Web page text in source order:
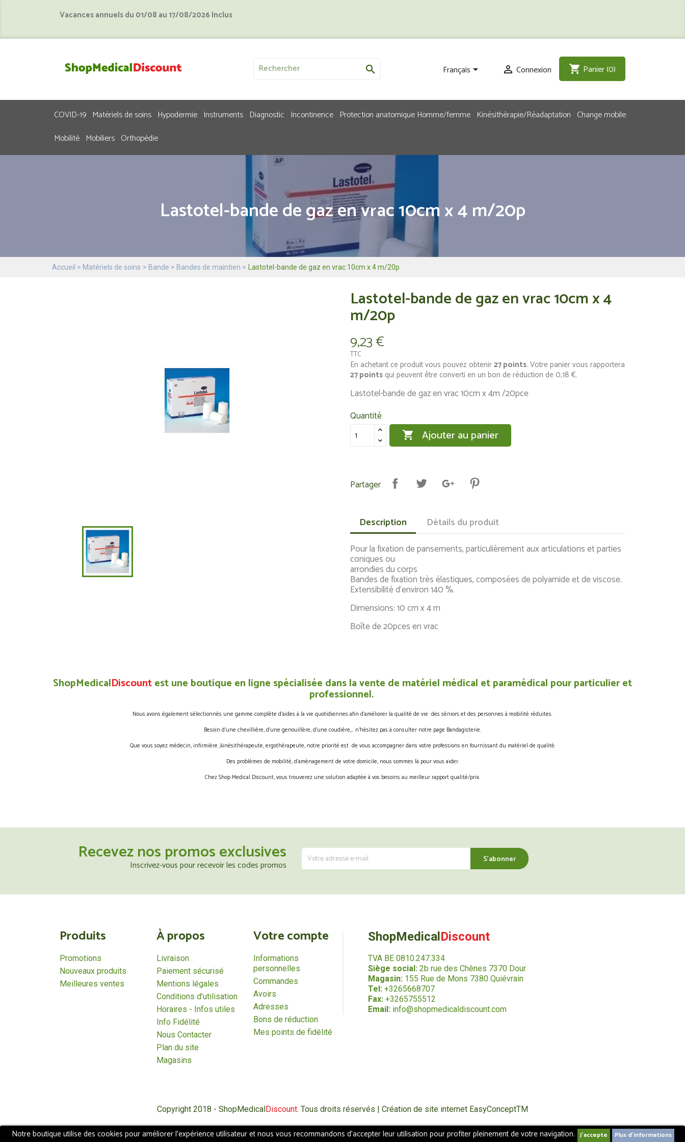
Vacances annuels du 01/08 au 17/08/2026 Inclus
 Français  Connexion shopping_cart Panier(0)
COVID-19 Matériels de soins Hypodermie Instruments Diagnostic Incontinence Protection anatomique Homme/femme Kinésithérapie/Réadaptation Change mobile
Mobilité Mobiliers Orthopédie
Notre boutique utilise des cookies pour améliorer l'expérience utilisateur et nous vous recommandons d'accepter leur utilisation pour profiter pleinement de votre navigation. Plus d'informations
Lastotel-bande de gaz en vrac 10cm x 4 m/20p
Accueil Matériels de soins Bande Bandes de maintien Lastotel-bande de gaz en vrac 10cm x 4 m/20p
Lastotel-bande de gaz en vrac 10cm x 4
m/20p
9,23 €
TTC
En achetant ce produit vous pouvez obtenir27points. Votre panier vous rapportera
27points qui peuvent être converti en un bon de réduction de 0,18 €.
Lastotel-bande de gaz en vrac 10cm x 4m /20pce
Quantité
 Ajouter au panier
Partager
Description Détails du produit
Pour la fixation de pansements, particulièrement aux articulations et parties
coniques ou
arrondies du corps
Bandes de fixation très élastiques, composées de polyamide et de viscose.
Extensibilité d‘environ 140 %.
Dimensions: 10 cm x 4 m
Boîte de 20pces en vrac
ShopMedicalDiscountest une boutique en ligne spécialisée dans la vente de matériel médical et paramédical pour particulier et
professionnel.
Nous avons également sélectionnés une gamme complète d’aides à la vie quotidiennes afin d’améliorer la qualité de vie des séniors et des personnes à mobilité réduites.
Besoin d’une chevillière, d’une genouillère, d’une coudière,… n’hésitez pas à consulter notre page Bandagisterie.
Que vous soyez médecin, infirmière ,kinésithérapeute, ergothérapeute, notre priorité est de vous accompagner dans votre professions en fournissant du matériel de qualité.
Des problèmes de mobilité, d’aménagement de votre domicile, nous sommes là pour vous aider.
Chez Shop Medical Discount, vous trouverez une solution adaptée à vos besoins au meilleur rapport qualité/prix.
Recevez nos promos exclusives
Inscrivez-vous pour recevoir les codes promos
Produits
Promotions
Nouveaux produits
Meilleures ventes
À propos
Livraison
Paiement sécurisé
Mentions légales
Conditions d'utilisation
Horaires - Infos utiles
Info Fidélité
Nous Contacter
Plan du site
Magasins
Votre compte
Informations
personnelles
Commandes
Avoirs
Adresses
Bons de réduction
Mes points de fidélité
ShopMedical Discount
TVA BE 0810.247.334
Siège social:2b rue des Chênes 7370 Dour
Magasin:155 Rue de Mons 7380 Quiévrain
Tel: +3265668707
Fax: +3265755512
Email: info@shopmedicaldiscount.com
Copyright 2018 - ShopMedicalDiscount. Tous droits réservés | Création de site internet EasyConceptTM